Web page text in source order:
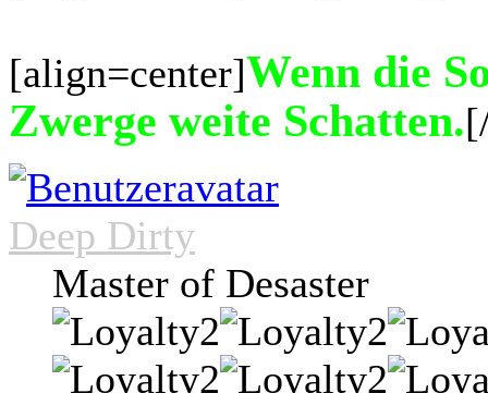
[align=center]Wenn die
Zwerge weite Schatten.
Deep Dirty
Master of Desaster